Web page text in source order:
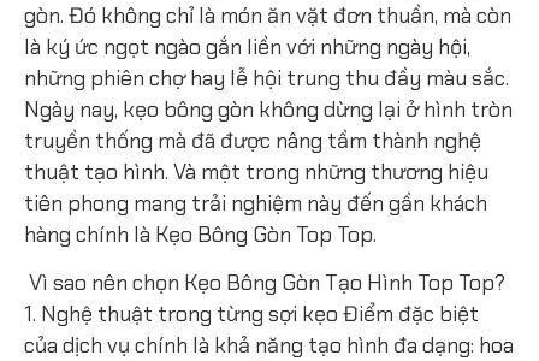
gòn. Đó không chỉ là món ăn vặt đơn thuần, mà còn
là ký ức ngọt ngào gắn liền với những ngày hội,
những phiên chợ hay lễ hội trung thu đầy màu sắc.
Ngày nay, kẹo bông gòn không dừng lại ở hình tròn
truyền thống mà đã được nâng tầm thành nghệ
thuật tạo hình. Và một trong những thương hiệu
tiên phong mang trải nghiệm này đến gần khách
hàng chính là Kẹo Bông Gòn Top Top.
Vì sao nên chọn Kẹo Bông Gòn Tạo Hình Top Top?
1. Nghệ thuật trong từng sợi kẹo Điểm đặc biệt
của dịch vụ chính là khả năng tạo hình đa dạng: hoa